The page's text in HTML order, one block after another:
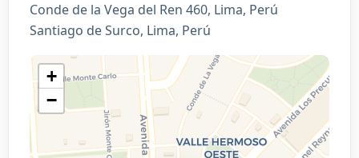
Conde de la Vega del Ren 460, Lima, Perú
Santiago de Surco, Lima, Perú
+
−